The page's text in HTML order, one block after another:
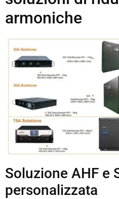
armoniche
Soluzione AHF e
personalizzata